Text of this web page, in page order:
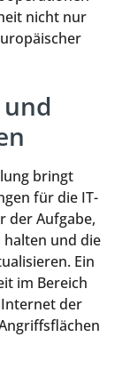
nicht nur
bringt
für die IT-
der Aufgabe,
halten und die
Ein
im Bereich
der